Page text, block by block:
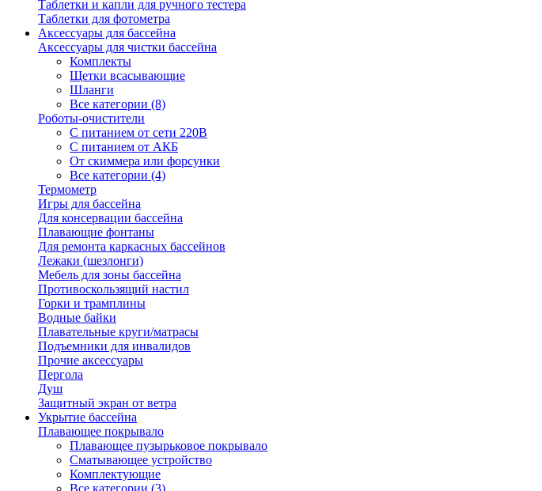
Таблетки и капли для ручного тестера
Таблетки для фотометра
Аксессуары для бассейна
Аксессуары для чистки бассейна
Комплекты
Щетки всасывающие
Шланги
Все категории (8)
Роботы-очистители
С питанием от сети 220В
С питанием от АКБ
От скиммера или форсунки
Все категории (4)
Термометр
Игры для бассейна
Для консервации бассейна
Плавающие фонтаны
Для ремонта каркасных бассейнов
Лежаки (шезлонги)
Мебель для зоны бассейна
Противоскользящий настил
Горки и трамплины
Водные байки
Плавательные круги/матрасы
Подъемники для инвалидов
Прочие аксессуары
Пергола
Душ
Защитный экран от ветра
Укрытие бассейна
Плавающее покрывало
Плавающее пузырьковое покрывало
Сматывающее устройство
Комплектующие
Все категории (3)